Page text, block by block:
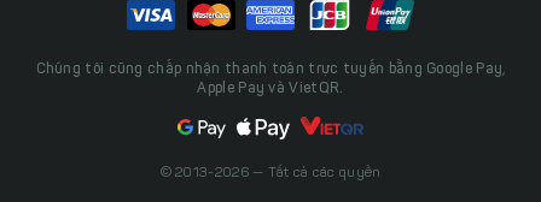
Chúng tôi cũng chấp nhận thanh toán trực tuyến bằng Google Pay,
Apple Pay và VietQR.
© 2013-2026 — Tất cả các quyền